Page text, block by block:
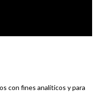
y
con fines analíticos y para